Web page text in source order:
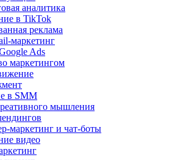
аналитика
в TikTok
реклама
маркетинг
Ads
маркетингом
в SMM
мышления
маркетинг и чат-боты
видео